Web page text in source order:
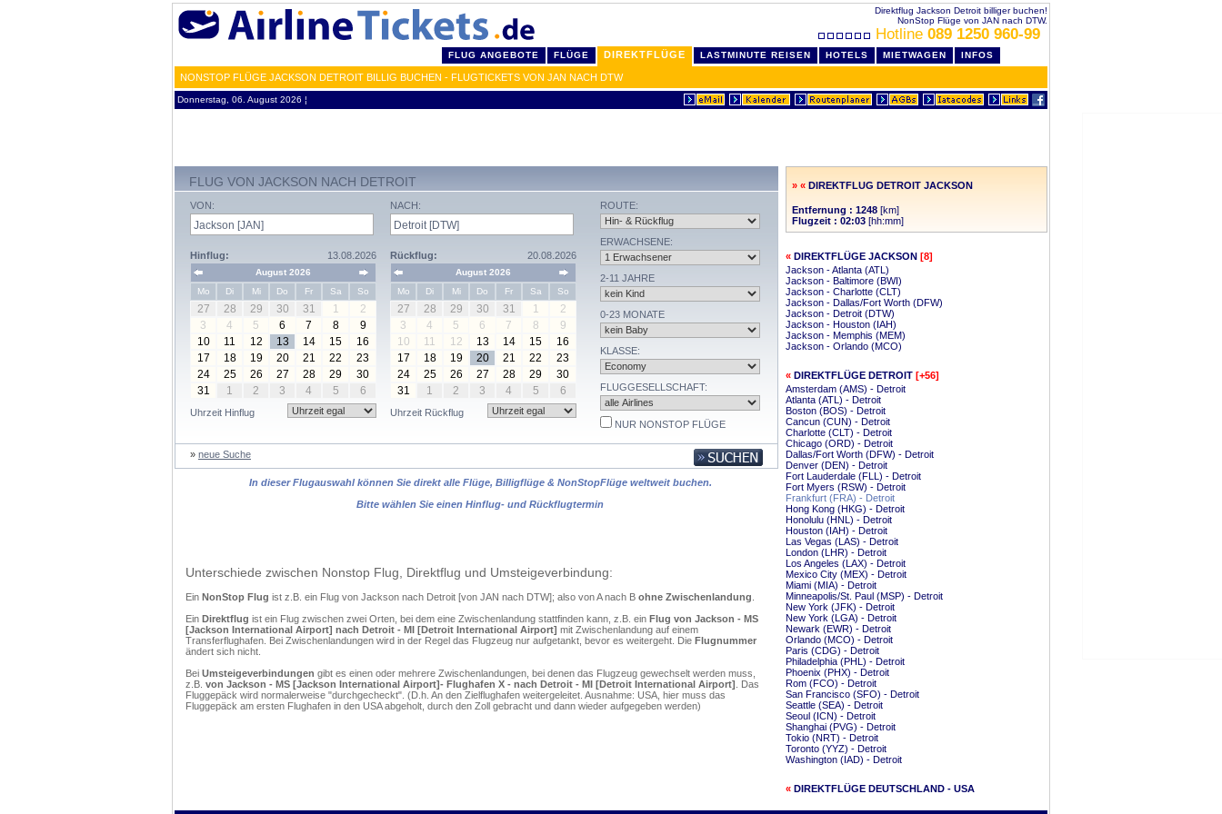
Direktflug Jackson Detroit billiger buchen!
NonStop Flüge von JAN nach DTW.
Hotline 089 1250 960-99
FLUG ANGEBOTE FLÜGE DIREKTFLÜGE LASTMINUTE REISEN HOTELS MIETWAGEN INFOS
NONSTOP FLÜGE JACKSON DETROIT BILLIG BUCHEN - FLUGTICKETS VON JAN NACH DTW
Donnerstag, 06. August 2026 ¦
FLUG VON JACKSON NACH DETROIT
VON:
Hinflug: 13.08.2026
August 2026
Mo
Di Mi Do Fr Sa So
27 28 29 30 31 1
2
3
4 5 6 7 8
9
10
11 12 13 14 15
16
17
18 19 20 21 22
23
24
25 26 27 28 29
30
31
1 2 3 4 5 6
Uhrzeit Hinflug
NACH:
Rückflug: 20.08.2026
August 2026
Mo
Di Mi Do Fr Sa So
27 28 29 30 31 1
2
3
4 5 6 7 8
9
10
11 12 13 14 15
16
17
18 19 20 21 22
23
24
25 26 27 28 29
30
31
1 2 3 4 5 6
Uhrzeit Rückflug
ROUTE:
ERWACHSENE:
2-11 JAHRE
0-23 MONATE
KLASSE:
FLUGGESELLSCHAFT:
NUR NONSTOP FLÜGE
» neue Suche
In dieser Flugauswahl können Sie direkt alle Flüge, Billigflüge & NonStopFlüge weltweit buchen.
Bitte wählen Sie einen Hinflug- und Rückflugtermin
Unterschiede zwischen Nonstop Flug, Direktflug und Umsteigeverbindung:
Ein NonStop Flug ist z.B. ein Flug von Jackson nach Detroit [von JAN nach DTW]; also von A nach B ohne Zwischenlandung
Ein Direktflug ist ein Flug zwischen zwei Orten, bei dem eine Zwischenlandung stattfinden kann, z.B. ein Flug von Jackson - MS
[Jackson International Airport] nach Detroit - MI [Detroit International Airport] mit Zwischenlandung auf einem
Transferflughafen. Bei Zwischenlandungen wird in der Regel das Flugzeug nur aufgetankt, bevor es weitergeht. Die Flugnummer
ändert sich nicht.
Bei Umsteigeverbindungen gibt es einen oder mehrere Zwischenlandungen, bei denen das Flugzeug gewechselt werden muss,
z.B. von Jackson - MS [Jackson International Airport]- Flughafen X - nach Detroit - MI [Detroit International Airport] . Das
Fluggepäck wird normalerweise "durchgecheckt". (D.h. An den Zielflughafen weitergeleitet. Ausnahme: USA, hier muss das
Fluggepäck am ersten Flughafen in den USA abgeholt, durch den Zoll gebracht und dann wieder aufgegeben werden)
» « DIREKTFLUG DETROIT JACKSON
Entfernung : 1248 [km]
Flugzeit : 02:03 [hh:mm]
« DIREKTFLÜGE JACKSON [8]
Jackson - Atlanta (ATL)
Jackson - Baltimore (BWI)
Jackson - Charlotte (CLT)
Jackson - Dallas/Fort Worth (DFW)
Jackson - Detroit (DTW)
Jackson - Houston (IAH)
Jackson - Memphis (MEM)
Jackson - Orlando (MCO)
« DIREKTFLÜGE DETROIT [+56]
Amsterdam (AMS) - Detroit
Atlanta (ATL) - Detroit
Boston (BOS) - Detroit
Cancun (CUN) - Detroit
Charlotte (CLT) - Detroit
Chicago (ORD) - Detroit
Dallas/Fort Worth (DFW) - Detroit
Denver (DEN) - Detroit
Fort Lauderdale (FLL) - Detroit
Fort Myers (RSW) - Detroit
Frankfurt (FRA) - Detroit
Hong Kong (HKG) - Detroit
Honolulu (HNL) - Detroit
Houston (IAH) - Detroit
Las Vegas (LAS) - Detroit
London (LHR) - Detroit
Los Angeles (LAX) - Detroit
Mexico City (MEX) - Detroit
Miami (MIA) - Detroit
Minneapolis/St. Paul (MSP) - Detroit
New York (JFK) - Detroit
New York (LGA) - Detroit
Newark (EWR) - Detroit
Orlando (MCO) - Detroit
Paris (CDG) - Detroit
Philadelphia (PHL) - Detroit
Phoenix (PHX) - Detroit
Rom (FCO) - Detroit
San Francisco (SFO) - Detroit
Seattle (SEA) - Detroit
Seoul (ICN) - Detroit
Shanghai (PVG) - Detroit
Tokio (NRT) - Detroit
Toronto (YYZ) - Detroit
Washington (IAD) - Detroit
« DIREKTFLÜGE DEUTSCHLAND - USA